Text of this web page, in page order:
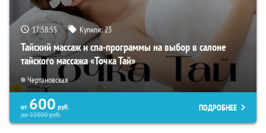
17:58:54 Купили:23
Тайский массаж и спа-программы на выбор в салоне
тайского массажа «Точка Тай»
Чертановская
от 600 руб.
до22000руб.
ПОДРОБНЕЕ